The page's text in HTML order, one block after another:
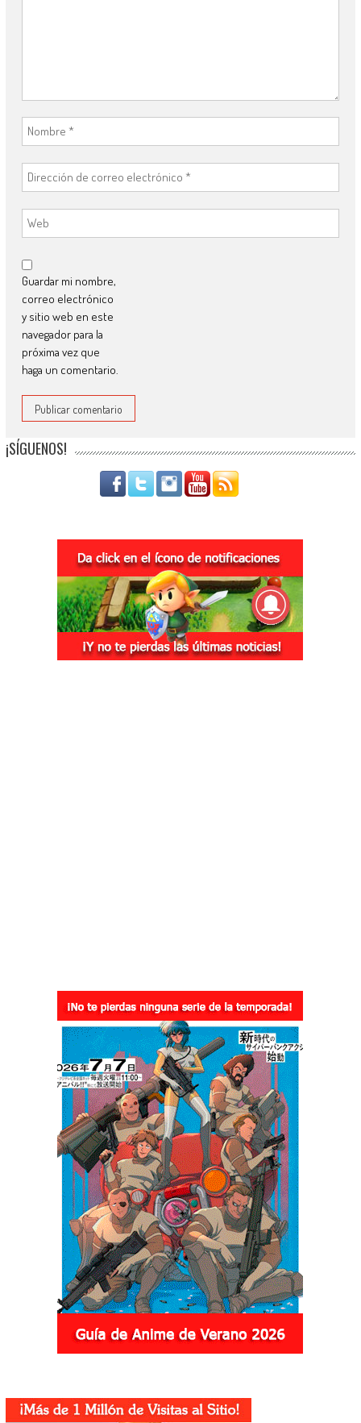
Guardar mi nombre,
correo electrónico
y sitio web en este
navegador para la
próxima vez que
haga un comentario.
¡SÍGUENOS!